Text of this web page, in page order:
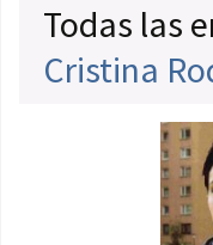
Todas las
Cristina